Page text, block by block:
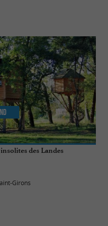
des Landes
Girons